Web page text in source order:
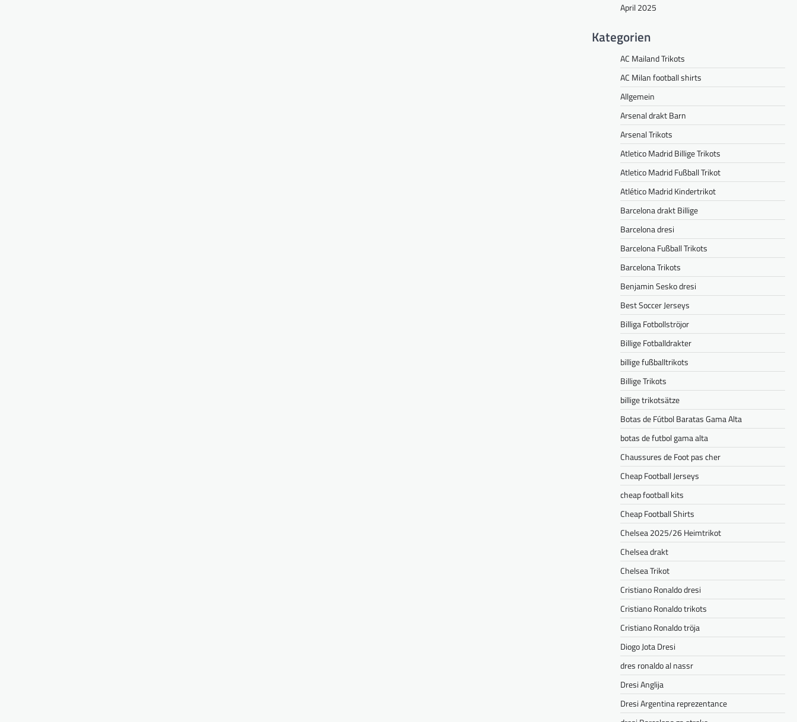
April 2025
Kategorien
AC Mailand Trikots
AC Milan football shirts
Allgemein
Arsenal drakt Barn
Arsenal Trikots
Atletico Madrid Billige Trikots
Atletico Madrid Fußball Trikot
Atlético Madrid Kindertrikot
Barcelona drakt Billige
Barcelona dresi
Barcelona Fußball Trikots
Barcelona Trikots
Benjamin Sesko dresi
Best Soccer Jerseys
Billiga Fotbollströjor
Billige Fotballdrakter
billige fußballtrikots
Billige Trikots
billige trikotsätze
Botas de Fútbol Baratas Gama Alta
botas de futbol gama alta
Chaussures de Foot pas cher
Cheap Football Jerseys
cheap football kits
Cheap Football Shirts
Chelsea 2025/26 Heimtrikot
Chelsea drakt
Chelsea Trikot
Cristiano Ronaldo dresi
Cristiano Ronaldo trikots
Cristiano Ronaldo tröja
Diogo Jota Dresi
dres ronaldo al nassr
Dresi Anglija
Dresi Argentina reprezentance